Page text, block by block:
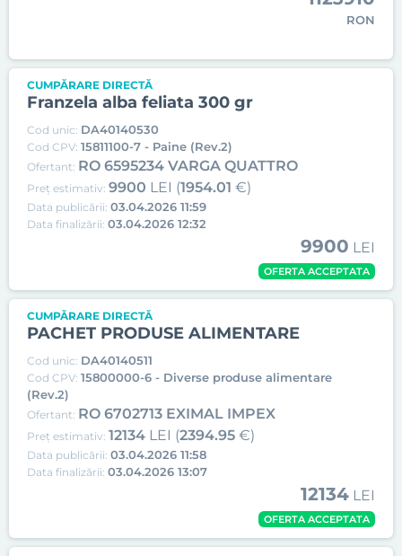
RON
CUMPĂRARE DIRECTĂ
Franzela alba feliata 300 gr
Cod unic: DA40140530
Cod CPV: 15811100-7 - Paine (Rev.2)
Ofertant: RO 6595234 VARGA QUATTRO
Preț estimativ: 9900 LEI (1954.01 €)
Data publicării: 03.04.2026 11:59
Data finalizării: 03.04.2026 12:32
9900 LEI
OFERTA ACCEPTATA
CUMPĂRARE DIRECTĂ
PACHET PRODUSE ALIMENTARE
Cod unic: DA40140511
Cod CPV: 15800000-6 - Diverse produse alimentare
(Rev.2)
Ofertant: RO 6702713 EXIMAL IMPEX
Preț estimativ: 12134 LEI (2394.95 €)
Data publicării: 03.04.2026 11:58
Data finalizării: 03.04.2026 13:07
12134 LEI
OFERTA ACCEPTATA